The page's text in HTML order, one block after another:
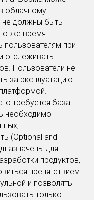
облачному
не должны быть
же время
при
отслеживать
Пользователи не
за эксплуатацию
требуется база
необходимо
(Optional and
для
продуктов,
препятствием.
и позволять
только